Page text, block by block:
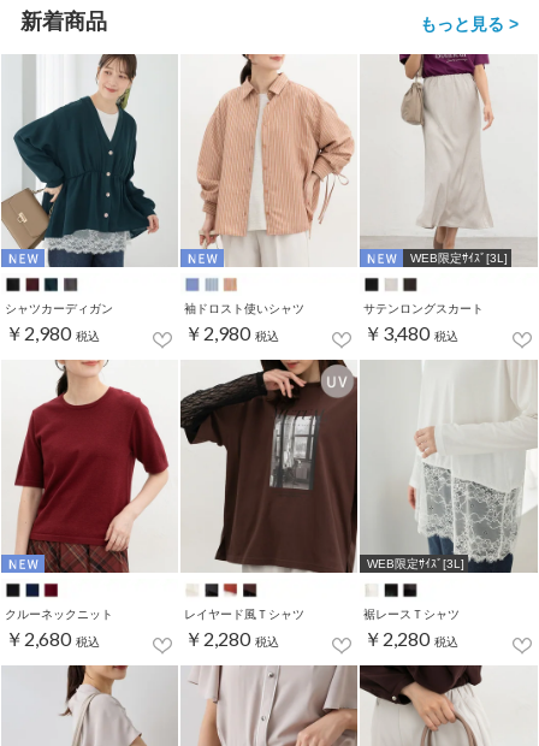
新着商品 もっと見る >
シャツカーディガン
￥2,980 税込
袖ドロスト使いシャツ
￥2,980 税込
WEB限定ｻｲｽﾞ[3L]
サテンロングスカート
￥3,480 税込
クルーネックニット
￥2,680 税込
レイヤード風Ｔシャツ
￥2,280 税込
WEB限定ｻｲｽﾞ[3L]
裾レースＴシャツ
￥2,280 税込